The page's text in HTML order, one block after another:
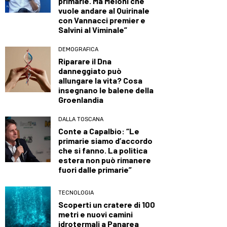
vuole andare al Quirinale
con Vannacci premier e
Salvini al Viminale”
DEMOGRAFICA
Riparare il Dna
danneggiato può
allungare la vita? Cosa
insegnano le balene della
Groenlandia
DALLA TOSCANA
Conte a Capalbio: “Le
primarie siamo d’accordo
che si fanno. La politica
estera non può rimanere
fuori dalle primarie”
TECNOLOGIA
Scoperti un cratere di 100
metri e nuovi camini
idrotermali a Panarea